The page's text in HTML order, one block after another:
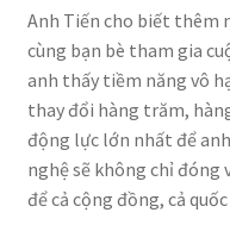
Anh Tiến cho biết thêm
cùng bạn bè tham gia
anh thấy tiềm năng vô
thay đổi hàng trăm,
động lực lớn nhất để
nghệ sẽ không chỉ
để cả cộng đồng, cả